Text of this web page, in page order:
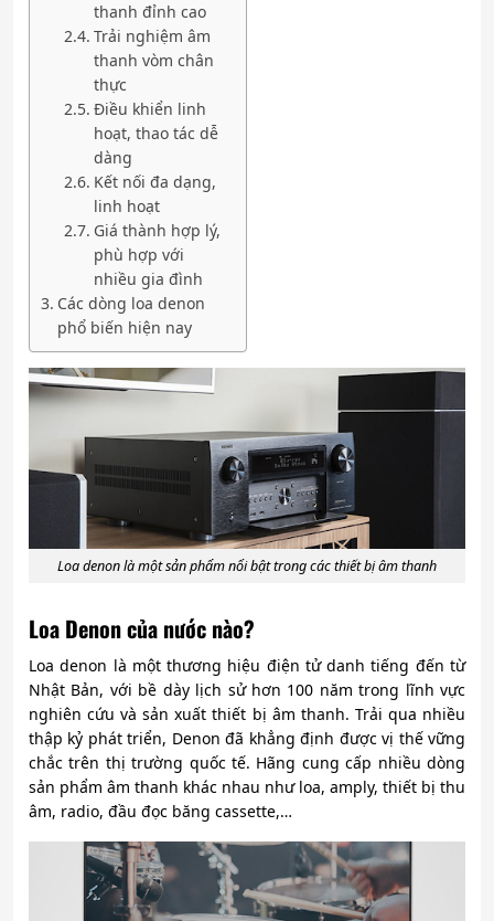
thanh đỉnh cao
Trải nghiệm âm
thanh vòm chân
thực
Điều khiển linh
hoạt, thao tác dễ
dàng
Kết nối đa dạng,
linh hoạt
Giá thành hợp lý,
phù hợp với
nhiều gia đình
Các dòng loa denon
phổ biến hiện nay
Loa denon là một sản phẩm nổi bật trong các thiết bị âm thanh
Loa Denon của nước nào?
Loa denon là một thương hiệu điện tử danh tiếng đến từ
Nhật Bản, với bề dày lịch sử hơn 100 năm trong lĩnh vực
nghiên cứu và sản xuất thiết bị âm thanh. Trải qua nhiều
thập kỷ phát triển, Denon đã khẳng định được vị thế vững
chắc trên thị trường quốc tế. Hãng cung cấp nhiều dòng
sản phẩm âm thanh khác nhau như loa, amply, thiết bị thu
âm, radio, đầu đọc băng cassette,…